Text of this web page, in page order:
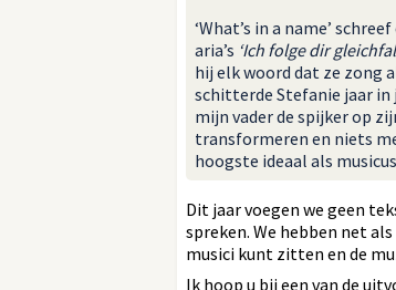
‘What’s in a name’
aria’s ‘Ich folge dir
hij elk woord dat ze zong
schitterde Stefanie jaar in
mijn vader de spijker op
transformeren en niets
hoogste ideaal als
Dit jaar voegen we geen
spreken. We hebben net
musici kunt zitten en de
Ik hoop u bij een van de